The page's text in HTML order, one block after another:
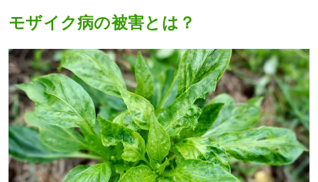
モザイク病の被害とは？